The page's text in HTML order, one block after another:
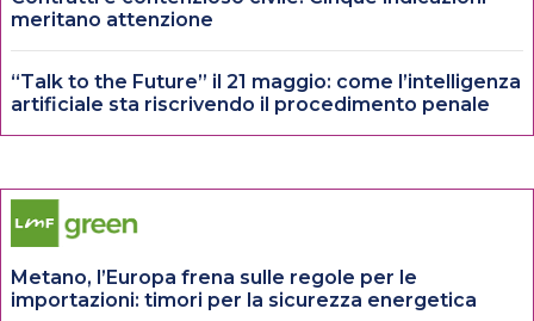
meritano attenzione
“Talk to the Future” il 21 maggio: come l’intelligenza
artificiale sta riscrivendo il procedimento penale
Metano, l’Europa frena sulle regole per le
importazioni: timori per la sicurezza energetica